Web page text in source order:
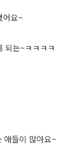
어요~
되는~ㅋㅋㅋㅋ
애들이 많아요~